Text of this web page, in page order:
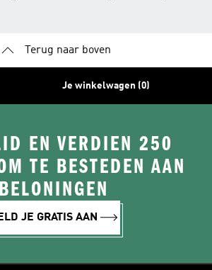
Terug naar boven
Je winkelwagen (0)
EN VERDIEN 250
TE BESTEDEN AAN
BELONINGEN
JE GRATIS AAN